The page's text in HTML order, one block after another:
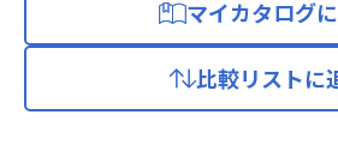
ブ
個
マイカタログ
比較リストに